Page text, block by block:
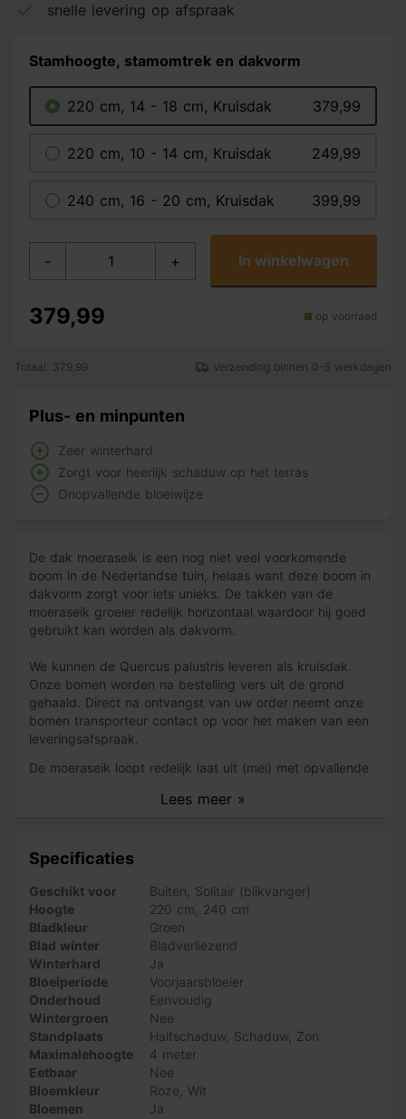
snelle levering op afspraak
Stamhoogte, stamomtrek en dakvorm
220 cm, 14 - 18 cm, Kruisdak 379,99
220 cm, 10 - 14 cm, Kruisdak 249,99
240 cm, 16 - 20 cm, Kruisdak 399,99
- + In winkelwagen
379,99 op voorraad
Totaal: 379,99 Verzending binnen 0-5 werkdagen
Plus- en minpunten
Zeer winterhard
Zorgt voor heerlijk schaduw op het terras
Onopvallende bloeiwijze
De dak moeraseik is een nog niet veel voorkomende
boom in de Nederlandse tuin, helaas want deze boom in
dakvorm zorgt voor iets unieks. De takken van de
moeraseik groeier redelijk horizontaal waardoor hij goed
gebruikt kan worden als dakvorm.
We kunnen de Quercus palustris leveren als kruisdak.
Onze bomen worden na bestelling vers uit de grond
gehaald. Direct na ontvangst van uw order neemt onze
bomen transporteur contact op voor het maken van een
leveringsafspraak.
Lees meer »
De moeraseik loopt redelijk laat uit (mei) met opvallende
de dak Moeraseik jaarlijks terug te snoeien tot een egaal
herfstvertoning. In de herfst kleurt het blad rood/oranje-
Specificaties
Geschikt voor Buiten
Solitair (blikvanger)
Hoogte
220 cm
240 cm
Bladkleur
Groen
Blad winter
Bladverliezend
Winterhard
Ja
Bloeiperiode
Voorjaarsbloeier
Onderhoud
Eenvoudig
Wintergroen
Nee
Standplaats
Halfschaduw Schaduw Zon
Maximalehoogte
4 meter
Eetbaar
Nee
Bloemkleur
Roze
Wit
Bloemen
Ja